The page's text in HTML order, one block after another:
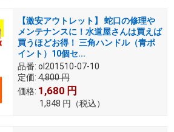
【激安アウトレット】 蛇口の修理や
メンテナンスに！水道屋さんは買えば
買うほどお得！ 三角ハンドル（青ポ
イント）10個セ...
品番: ol201510-07-10
定価: 4,800円
価格: 1,680 円
1,848 円 （税込）